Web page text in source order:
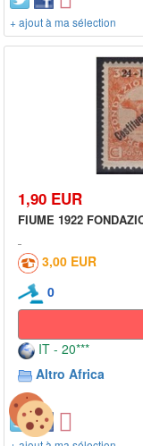
+ ajout à ma sélection
1,90 EUR
FIUME 1922
3,00 EUR
0
IT - 20***
Altro Africa